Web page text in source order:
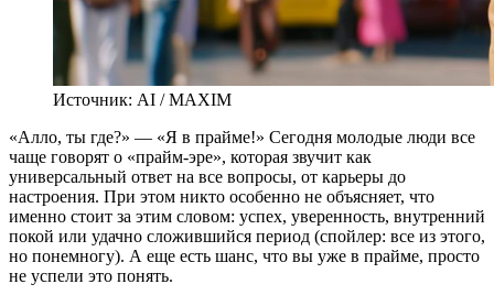
Источник: AI / MAXIM
«Алло, ты где?» — «Я в прайме!» Сегодня молодые люди все
чаще говорят о «прайм-эре», которая звучит как
универсальный ответ на все вопросы, от карьеры до
настроения. При этом никто особенно не объясняет, что
именно стоит за этим словом: успех, уверенность, внутренний
покой или удачно сложившийся период (спойлер: все из этого,
но понемногу). А еще есть шанс, что вы уже в прайме, просто
не успели это понять.